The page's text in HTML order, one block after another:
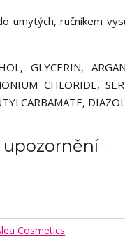
umytých, ručníkem
GLYCERIN,
CHLORIDE,
upozornění
Cosmetics